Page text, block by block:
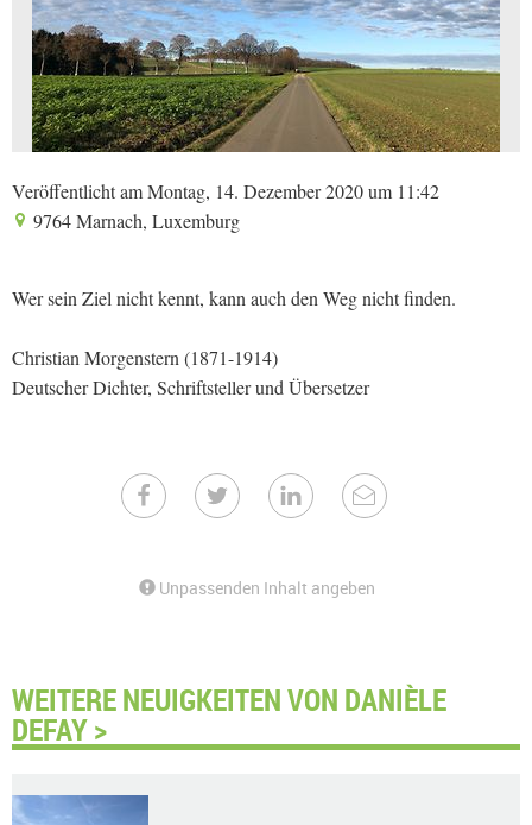
Veröffentlicht am Montag, 14. Dezember 2020 um 11:42
9764 Marnach, Luxemburg
Wer sein Ziel nicht kennt, kann auch den Weg nicht finden.
Christian Morgenstern (1871-1914)
Deutscher Dichter, Schriftsteller und Übersetzer
Unpassenden Inhalt angeben
WEITERE NEUIGKEITEN VON DANIÈLE
DEFAY >